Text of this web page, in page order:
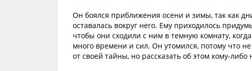
Он боялся приближения осени и зимы, так как
оставалась вокруг него. Ему приходилось
чтобы они сходили с ним в темную комнату,
много времени и сил. Он утомился, потому что
от своей тайны, но рассказать об этом кому-